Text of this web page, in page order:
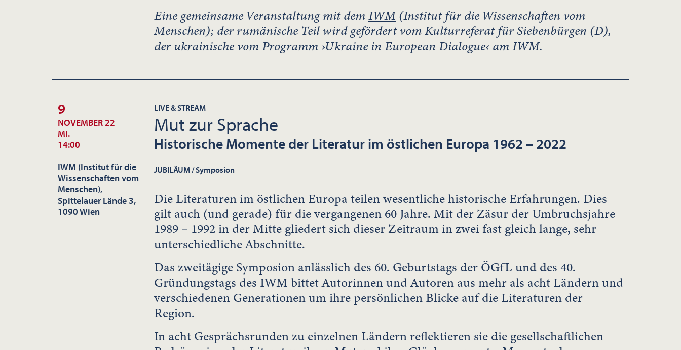
Eine gemeinsame Veranstaltung mit demIWM(Institut für die Wissenschaften vom
Menschen); der rumänische Teil wird gefördert vom Kulturreferat für Siebenbürgen (D),
der ukrainische vom Programm ›Ukraine in European Dialogue‹ am IWM.
9
NOVEMBER 22
MI.
14:00
IWM (Institut für die
Wissenschaften vom
Menschen),
Spittelauer Lände 3,
1090 Wien
LIVE & STREAM
Mut zur Sprache
Historische Momente der Literatur im östlichen Europa 1962 – 2022
JUBILÄUM / Symposion
Die Literaturen im östlichen Europa teilen wesentliche historische Erfahrungen. Dies
gilt auch (und gerade) für die vergangenen 60 Jahre. Mit der Zäsur der Umbruchsjahre
1989 – 1992 in der Mitte gliedert sich dieser Zeitraum in zwei fast gleich lange, sehr
unterschiedliche Abschnitte.
Das zweitägige Symposion anlässlich des 60. Geburtstags der ÖGfL und des 40.
Gründungstags des IWM bittet Autorinnen und Autoren aus mehr als acht Ländern und
verschiedenen Generationen um ihre persönlichen Blicke auf die Literaturen der
Region.
In acht Gesprächsrunden zu einzelnen Ländern reflektieren sie die gesellschaftlichen